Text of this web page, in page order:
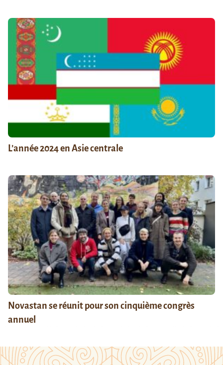
L’année 2024 en Asie centrale
Novastan se réunit pour son cinquième congrès
annuel